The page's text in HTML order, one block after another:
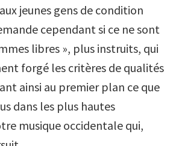
jeunes gens de condition
cependant si ce ne sont
libres », plus instruits, qui
forgé les critères de qualités
ainsi au premier plan ce que
dans les plus hautes
musique occidentale qui,